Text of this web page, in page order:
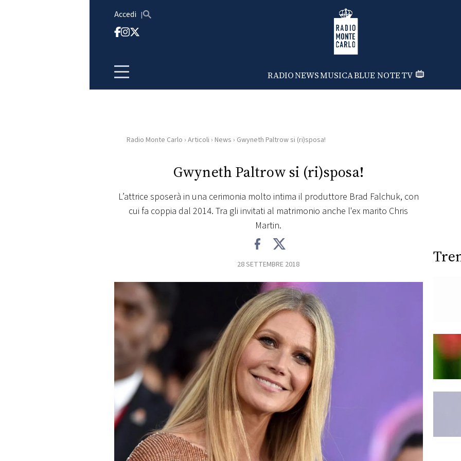
Accedi Radio Monte Carlo
RADIONEWSMUSICABLUE NOTETV
HOME
WEB
RADIO
FOTO
CONCORSI
EVENTI
VIDEO
TV
PRINCIPATO
Radio Monte Carlo › Articoli › News › Gwyneth Paltrow si (ri)sposa!
Gwyneth Paltrow si (ri)sposa!
L’attrice sposerà in una cerimonia molto intima il produttore Brad Falchuk, con
cui fa coppia dal 2014. Tra gli invitati al matrimonio anche l'ex marito Chris
Martin.
28 SETTEMBRE 2018